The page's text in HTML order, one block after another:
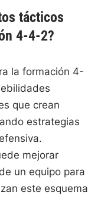
tácticos
4-4-2?
la formación 4-
que crean
estrategias
mejorar
un equipo para
este esquema